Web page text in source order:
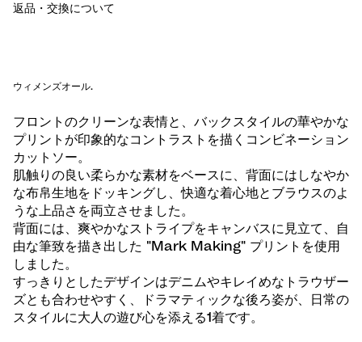
返品・交換について
ウィメンズオール.
フロントのクリーンな表情と、バックスタイルの華やかな
プリントが印象的なコントラストを描くコンビネーション
カットソー。
肌触りの良い柔らかな素材をベースに、背面にはしなやか
な布帛生地をドッキングし、快適な着心地とブラウスのよ
うな上品さを両立させました。
背面には、爽やかなストライプをキャンバスに見立て、自
由な筆致を描き出した "Mark Making" プリントを使用
しました。
すっきりとしたデザインはデニムやキレイめなトラウザー
ズとも合わせやすく、ドラマティックな後ろ姿が、日常の
スタイルに大人の遊び心を添える1着です。